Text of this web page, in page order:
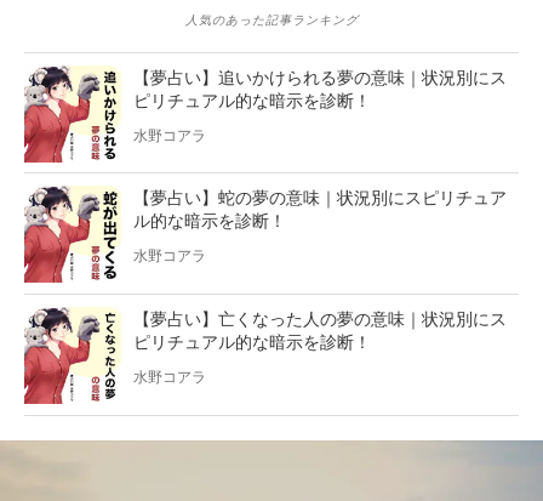
人気のあった記事ランキング
【夢占い】追いかけられる夢の意味｜状況別にス
ピリチュアル的な暗示を診断！
水野コアラ
【夢占い】蛇の夢の意味｜状況別にスピリチュア
ル的な暗示を診断！
水野コアラ
【夢占い】亡くなった人の夢の意味｜状況別にス
ピリチュアル的な暗示を診断！
水野コアラ